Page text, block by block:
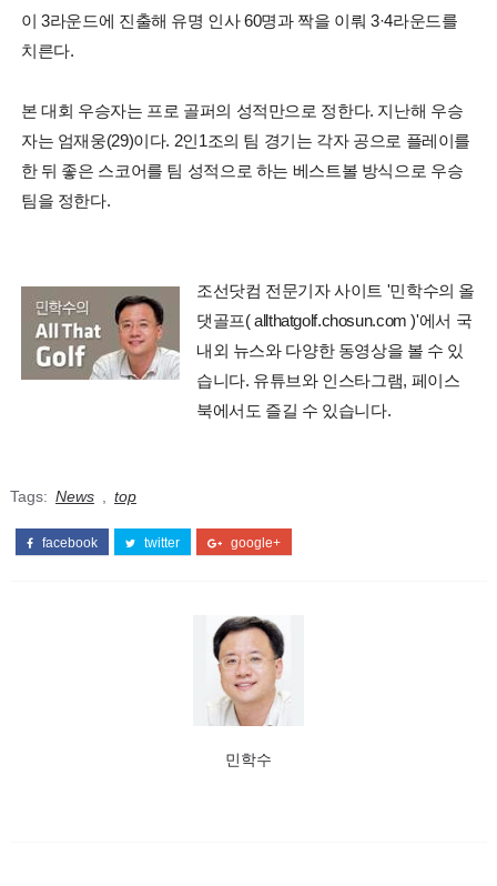
이 3라운드에 진출해 유명 인사 60명과 짝을 이뤄 3·4라운드를
치른다.
본 대회 우승자는 프로 골퍼의 성적만으로 정한다. 지난해 우승
자는 엄재웅(29)이다. 2인1조의 팀 경기는 각자 공으로 플레이를
한 뒤 좋은 스코어를 팀 성적으로 하는 베스트볼 방식으로 우승
팀을 정한다.
조선닷컴 전문기자 사이트 '민학수의 올
댓골프( allthatgolf.chosun.com )'에서 국
내외 뉴스와 다양한 동영상을 볼 수 있
습니다. 유튜브와 인스타그램, 페이스
북에서도 즐길 수 있습니다.
Tags: News top
facebook twitter google+
민학수